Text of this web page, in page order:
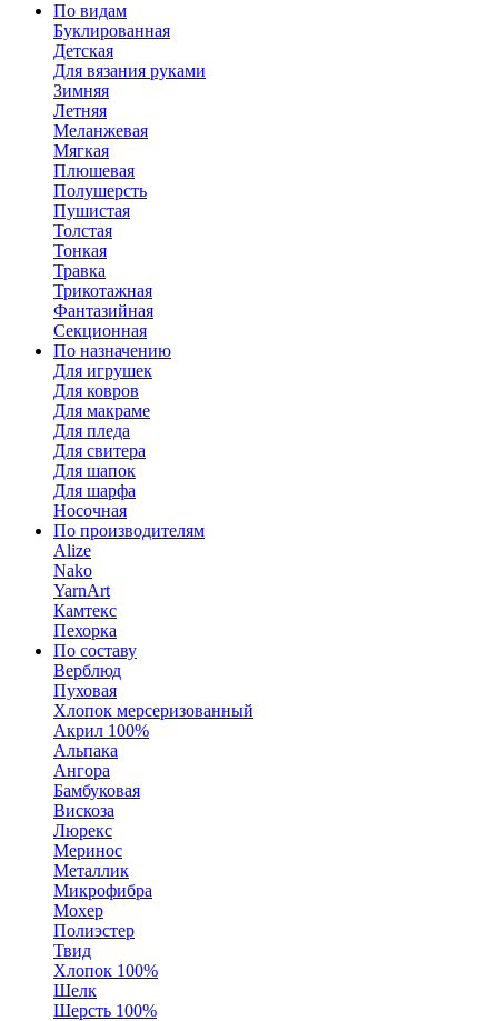
По видам
Буклированная
Детская
Для вязания руками
Зимняя
Летняя
Меланжевая
Мягкая
Плюшевая
Полушерсть
Пушистая
Толстая
Тонкая
Травка
Трикотажная
Фантазийная
Секционная
По назначению
Для игрушек
Для ковров
Для макраме
Для пледа
Для свитера
Для шапок
Для шарфа
Носочная
По производителям
Alize
Nako
YarnArt
Камтекс
Пехорка
По составу
Верблюд
Пуховая
Хлопок мерсеризованный
Акрил 100%
Альпака
Ангора
Бамбуковая
Вискоза
Люрекс
Меринос
Металлик
Микрофибра
Мохер
Полиэстер
Твид
Хлопок 100%
Шелк
Шерсть 100%